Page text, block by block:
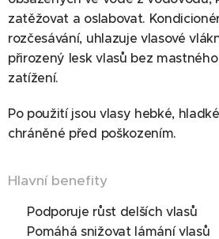
zatěžovat a oslabovat.
rozčesávání, uhlazuje vlasové
přirozený lesk vlasů bez
zatížení.
Po použití jsou vlasy hebké,
chráněné před poškozením.
Hlavní benefity
✔ Podporuje růst delších vlasů
✔ Pomáhá snižovat lámání vlasů